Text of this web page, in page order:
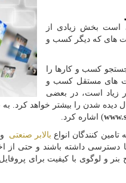
است بخش زیادی از
های که دیگر کسب و
کسب و کارها را
های مستقل کسب و
زیاد است، در بعضی
دیده شدن را بیشتر خواهد کرد.
) اشاره کرد.
تامین کنندگان انواع بالابر صنعتی و
دسترسی داشته باشند و حتی
و لوگوی با کیفیت برای